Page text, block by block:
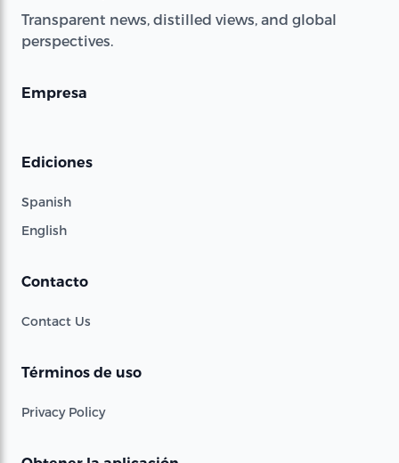
Transparent news, distilled views, and global
perspectives.
Empresa
Ediciones
Spanish
English
Contacto
Contact Us
Términos de uso
Privacy Policy